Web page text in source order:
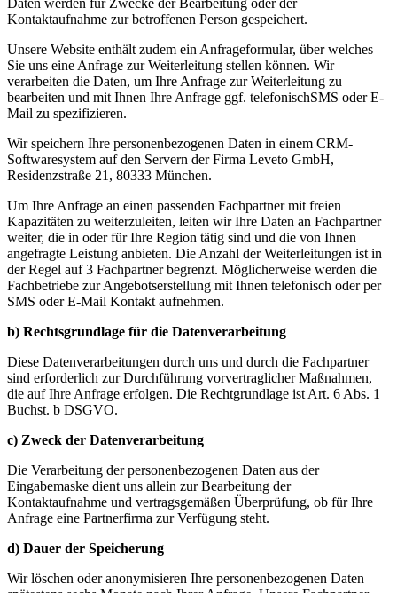
Kontaktaufnahme zur betroffenen Person gespeichert.
Unsere Website enthält zudem ein Anfrageformular, über welches
Sie uns eine Anfrage zur Weiterleitung stellen können. Wir
verarbeiten die Daten, um Ihre Anfrage zur Weiterleitung zu
bearbeiten und mit Ihnen Ihre Anfrage ggf. telefonischSMS oder E-
Mail zu spezifizieren.
Wir speichern Ihre personenbezogenen Daten in einem CRM-
Softwaresystem auf den Servern der Firma Leveto GmbH,
Residenzstraße 21, 80333 München.
Um Ihre Anfrage an einen passenden Fachpartner mit freien
Kapazitäten zu weiterzuleiten, leiten wir Ihre Daten an Fachpartner
weiter, die in oder für Ihre Region tätig sind und die von Ihnen
angefragte Leistung anbieten. Die Anzahl der Weiterleitungen ist in
der Regel auf 3 Fachpartner begrenzt. Möglicherweise werden die
Fachbetriebe zur Angebotserstellung mit Ihnen telefonisch oder per
SMS oder E-Mail Kontakt aufnehmen.
b) Rechtsgrundlage für die Datenverarbeitung
Diese Datenverarbeitungen durch uns und durch die Fachpartner
sind erforderlich zur Durchführung vorvertraglicher Maßnahmen,
die auf Ihre Anfrage erfolgen. Die Rechtgrundlage ist Art. 6 Abs. 1
Buchst. b DSGVO.
c) Zweck der Datenverarbeitung
Die Verarbeitung der personenbezogenen Daten aus der
Eingabemaske dient uns allein zur Bearbeitung der
Kontaktaufnahme und vertragsgemäßen Überprüfung, ob für Ihre
Anfrage eine Partnerfirma zur Verfügung steht.
d) Dauer der Speicherung
Wir löschen oder anonymisieren Ihre personenbezogenen Daten